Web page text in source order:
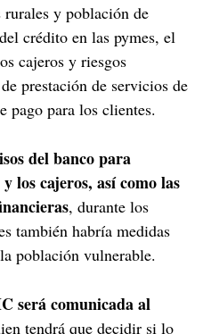
rurales y población de
crédito en las pymes, el
cajeros y riesgos
prestación de servicios de
pago para los clientes.
del banco para
los cajeros, así como las
, durante los
también habría medidas
población vulnerable.
será comunicada al
tendrá que decidir si lo